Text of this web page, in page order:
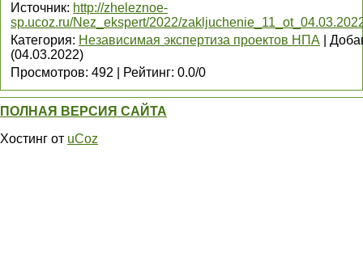
Источник: http://zheleznoe-
sp.ucoz.ru/Nez_ekspert/2022/
Категория: Независимая экспертиза проектов НПА
(04.03.2022)
Просмотров: 492 Рейтинг: 0.0/0
ПОЛНАЯ ВЕРСИЯ САЙТА
Хостинг от uCoz